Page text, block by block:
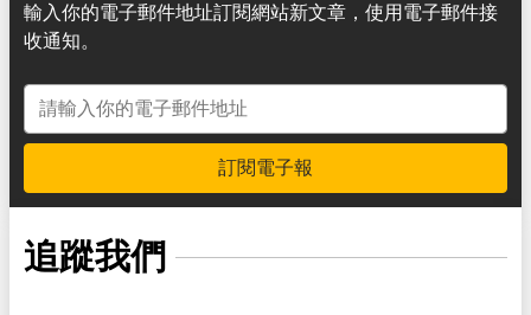
輸入你的電子郵件地址訂閱網站新文章，使用電子郵件接
收通知。
電子郵件地址
訂閱電子報
追蹤我們